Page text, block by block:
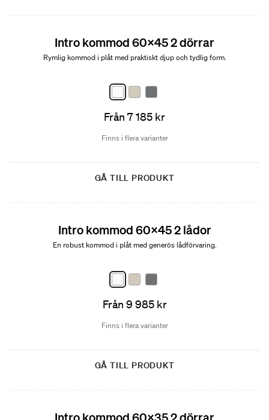
Intro kommod 60x45 2 dörrar
Rymlig kommod i plåt med praktiskt djup och tydlig form.
Från 7 185 kr
Finns i flera varianter
GÅ TILL PRODUKT
Intro kommod 60x45 2 lådor
En robust kommod i plåt med generös lådförvaring.
Från 9 985 kr
Finns i flera varianter
GÅ TILL PRODUKT
Intro kommod 60x35 2 dörrar